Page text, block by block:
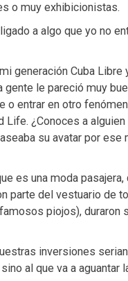
o muy exhibicionistas.
a algo que yo no
generación Cuba Libre
le pareció muy
o entrar en otro
¿Conoces a alguien
su avatar por ese
es una moda pasajera,
parte del vestuario de
piojos), duraron
inversiones
al que va a aguantar